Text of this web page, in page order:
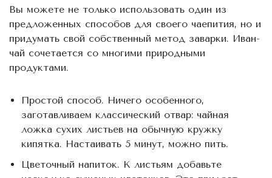
Вы можете не только использовать один из
предложенных способов для своего чаепития, но и
придумать свой собственный метод заварки. Иван-
чай сочетается со многими природными
продуктами.
Простой способ. Ничего особенного,
заготавливаем классический отвар: чайная
ложка сухих листьев на обычную кружку
кипятка. Настаивать 5 минут, можно пить.
Цветочный напиток. К листьям добавьте